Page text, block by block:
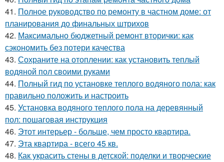
41. Полное руководство по ремонту в частном доме: от
планирования до финальных штрихов
42. Максимально бюджетный ремонт вторички: как
сэкономить без потери качества
43. Сохраните на отоплении: как установить теплый
водяной пол своими руками
44. Полный гид по установке теплого водяного пола: как
правильно положить и настроить
45. Установка водяного теплого пола на деревянный
пол: пошаговая инструкция
46. Этот интерьер - больше, чем просто квартира.
47. Эта квартира - всего 45 кв.
48. Как украсить стены в детской: поделки и творческие